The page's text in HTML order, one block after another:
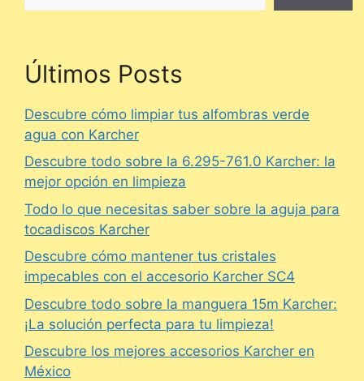
Últimos Posts
Descubre cómo limpiar tus alfombras verde
agua con Karcher
Descubre todo sobre la 6.295-761.0 Karcher: la
mejor opción en limpieza
Todo lo que necesitas saber sobre la aguja para
tocadiscos Karcher
Descubre cómo mantener tus cristales
impecables con el accesorio Karcher SC4
Descubre todo sobre la manguera 15m Karcher:
¡La solución perfecta para tu limpieza!
Descubre los mejores accesorios Karcher en
México